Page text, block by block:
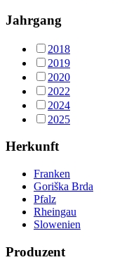
Jahrgang
2018
2019
2020
2022
2024
2025
Herkunft
Franken
Goriška Brda
Pfalz
Rheingau
Slowenien
Produzent